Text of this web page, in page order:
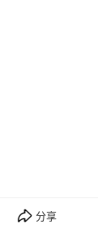
分享